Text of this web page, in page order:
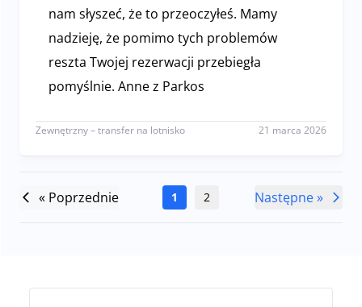
nam słyszeć, że to przeoczyłeś. Mamy
nadzieję, że pomimo tych problemów
reszta Twojej rezerwacji przebiegła
pomyślnie. Anne z Parkos
Zewnętrzny – transfer na lotnisko 21 marca 2026
« Poprzednie 1 2 Następne »